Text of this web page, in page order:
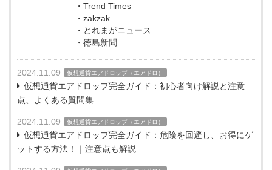
・Trend Times
・zakzak
・とれまがニュース
・徳島新聞
2024.11.09 仮想通貨エアドロップ（エアドロ）
仮想通貨エアドロップ完全ガイド：初心者向け解説と注意
点、よくある質問集
2024.11.09 仮想通貨エアドロップ（エアドロ）
仮想通貨エアドロップ完全ガイド：危険を回避し、お得にゲ
ットする方法！｜注意点も解説